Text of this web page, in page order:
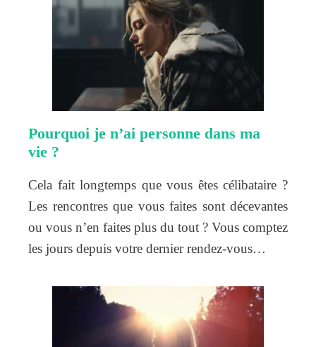
Pourquoi je n’ai personne dans ma
vie ?
Cela fait longtemps que vous êtes célibataire ?
Les rencontres que vous faites sont décevantes
ou vous n’en faites plus du tout ? Vous comptez
les jours depuis votre dernier rendez-vous…